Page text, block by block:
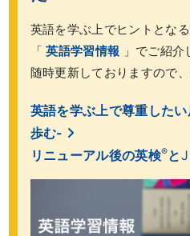
英語を学ぶ上でヒントとな
「英語学習情報 」でご紹介
随時更新しておりますので
英語を学ぶ上で尊重した
歩む-
リニューアル後の英検®と